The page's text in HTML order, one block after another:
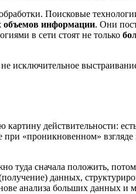
Поисковые
объемов информации. Они
в сети стоят не только
исключительное
действительности:
«проникновенном» взгляде
сначала положить, потом
данных,
анализа больших данных и